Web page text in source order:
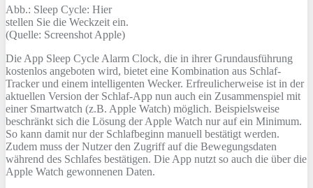
Abb.: Sleep Cycle: Hier
stellen Sie die Weckzeit ein.
(Quelle: Screenshot Apple)
Die App Sleep Cycle Alarm Clock, die in ihrer Grundausführung
kostenlos angeboten wird, bietet eine Kombination aus Schlaf-
Tracker und einem intelligenten Wecker. Erfreulicherweise ist in der
aktuellen Version der Schlaf-App nun auch ein Zusammenspiel mit
einer Smartwatch (z.B. Apple Watch) möglich. Beispielsweise
beschränkt sich die Lösung der Apple Watch nur auf ein Minimum.
So kann damit nur der Schlafbeginn manuell bestätigt werden.
Zudem muss der Nutzer den Zugriff auf die Bewegungsdaten
während des Schlafes bestätigen. Die App nutzt so auch die über die
Apple Watch gewonnenen Daten.